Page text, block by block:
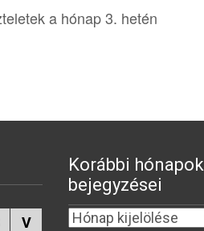
a hónap 3. hetén
V
Korábbi hónapok
bejegyzései